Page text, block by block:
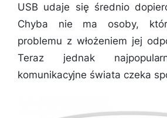
USB udaje się średnio
Chyba nie ma osoby,
problemu z włożeniem jej
Teraz jednak
komunikacyjne świata czeka